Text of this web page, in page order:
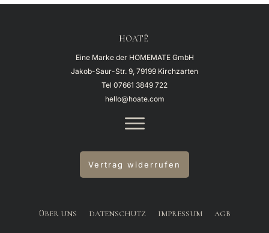
HOATÉ
Eine Marke der HOMEMATE GmbH
Jakob-Saur-Str. 9, 79199 Kirchzarten
Tel 07661 3849 722
hello@hoate.com
Vertrag widerrufen
ÜBER UNS DATENSCHUTZ IMPRESSUM AGB